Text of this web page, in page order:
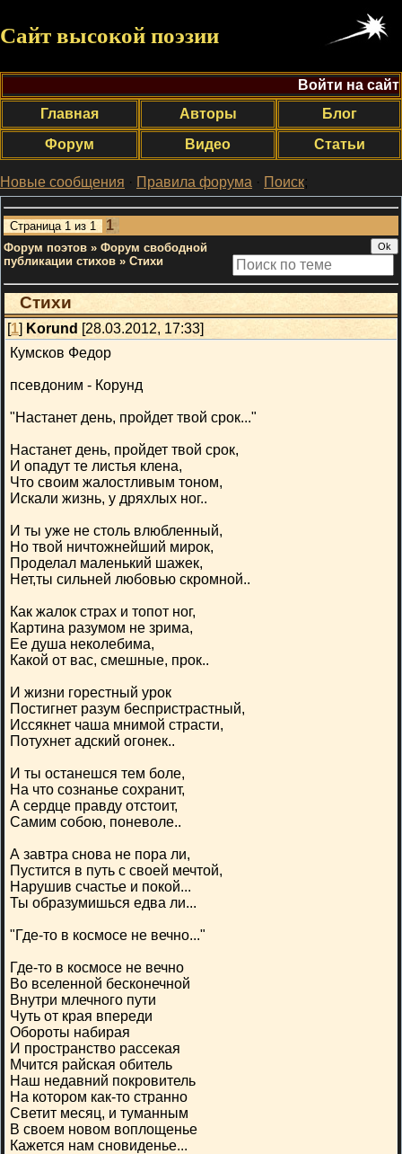
Сайт высокой поэзии
Войти на сайт
Главная
Авторы
Блог
Форум
Видео Статьи
Новые сообщения · Правила форума · Поиск;
Страница 1 из 1 1
Форум поэтов » Форум свободной
публикации стихов » Стихи
Стихи
[1] Korund [28.03.2012, 17:33]
Кумсков Федор
псевдоним - Корунд
"Настанет день, пройдет твой срок..."
Настанет день, пройдет твой срок,
И опадут те листья клена,
Что своим жалостливым тоном,
Искали жизнь, у дряхлых ног..
И ты уже не столь влюбленный,
Но твой ничтожнейший мирок,
Проделал маленький шажек,
Нет,ты сильней любовью скромной..
Как жалок страх и топот ног,
Картина разумом не зрима,
Ее душа неколебима,
Какой от вас, смешные, прок..
И жизни горестный урок
Постигнет разум беспристрастный,
Иссякнет чаша мнимой страсти,
Потухнет адский огонек..
И ты останешся тем боле,
На что сознанье сохранит,
А сердце правду отстоит,
Самим собою, поневоле..
А завтра снова не пора ли,
Пустится в путь с своей мечтой,
Нарушив счастье и покой...
Ты образумишься едва ли...
"Где-то в космосе не вечно..."
Где-то в космосе не вечно
Во вселенной бесконечной
Внутри млечного пути
Чуть от края впереди
Обороты набирая
И пространство рассекая
Мчится райская обитель
Наш недавний покровитель
На котором как-то странно
Светит месяц, и туманным
В своем новом воплощенье
Кажется нам сновиденье...